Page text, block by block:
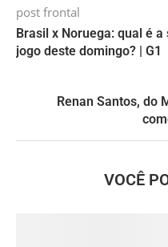
post frontal
Brasil x Noruega: qual é
jogo deste domingo? | G1
Renan Santos, do
VOCÊ